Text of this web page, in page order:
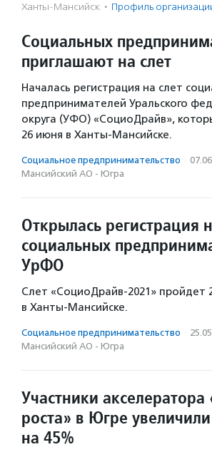
Ханты-Мансийск · Профиль
Социальных
приглашают на слет
Началась регистрация на слет
предпринимателей Уральского
округа (УФО) «СоциоДрайв»,
26 июня в Ханты-Мансийске.
Социальное предпри­нима­тель­ство ·
Мансийский АО - Югра
Открылась регистрация
социальных
УрФО
Слет «СоциоДрайв-2021» пройдет
в Ханты-Мансийске.
Социальное предпри­нима­тель­ство ·
Мансийский АО - Югра
Участники
роста» в Югре
на 45%